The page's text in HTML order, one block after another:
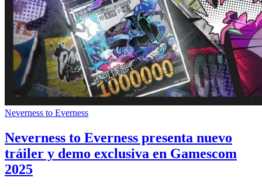
Neverness to Everness
Neverness to Everness presenta nuevo
tráiler y demo exclusiva en Gamescom
2025